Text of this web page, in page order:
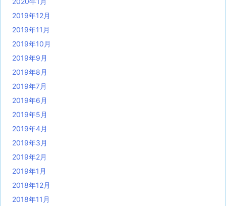
2019年12月
2019年11月
2019年10月
2019年9月
2019年8月
2019年7月
2019年6月
2019年5月
2019年4月
2019年3月
2019年2月
2019年1月
2018年12月
2018年11月